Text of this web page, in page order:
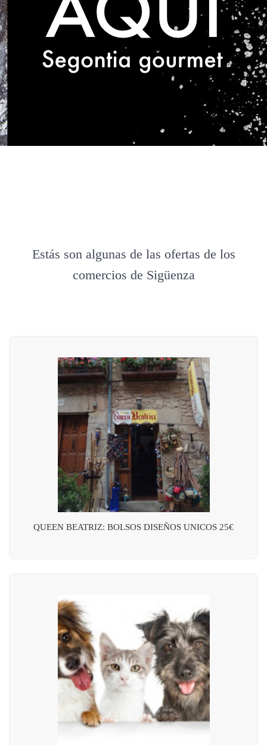
Estás son algunas de las ofertas de los
comercios de Sigüenza
QUEEN BEATRIZ: BOLSOS DISEÑOS UNICOS 25€